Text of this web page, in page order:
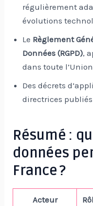
régulièrement
évolutions
Le Règlement
Données (RGPD),
dans toute
Des décrets
directrices publiés
Résumé :
données
France ?
Acteur